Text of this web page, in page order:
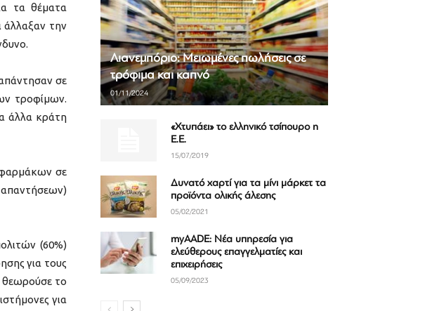
τα θέματα
άλλαξαν την
σε
τροφίμων.
άλλα κράτη
σε
απαντήσεων)
(60%)
για τους
θεωρούσε το
για
Λιανεμπόριο: Μειωμένες πωλήσεις σε
τρόφιμα και καπνό
01/11/2024
«Χτυπάει» το ελληνικό τσίπουρο η
Ε.Ε.
15/07/2019
Δυνατό χαρτί για τα μίνι μάρκετ τα
προϊόντα ολικής άλεσης
05/02/2021
myAADE: Νέα υπηρεσία για
ελεύθερους επαγγελματίες και
επιχειρήσεις
05/09/2023